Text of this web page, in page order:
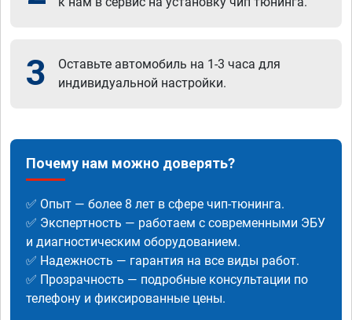
3
Оставьте автомобиль на 1-3 часа для
индивидуальной настройки.
Почему нам можно доверять?
✅ Опыт — более 8 лет в сфере чип-тюнинга.
✅ Экспертность — работаем с современными ЭБУ
и диагностическим оборудованием.
✅ Надежность — гарантия на все виды работ.
✅ Прозрачность — подробные консультации по
телефону и фиксированные цены.